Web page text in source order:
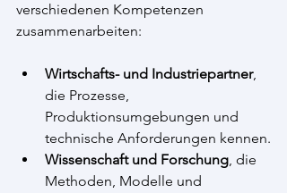
verschiedenen Kompetenzen
zusammenarbeiten:
Wirtschafts- und Industriepartner,
die Prozesse,
Produktionsumgebungen und
technische Anforderungen kennen.
Wissenschaft und Forschung, die
Methoden, Modelle und